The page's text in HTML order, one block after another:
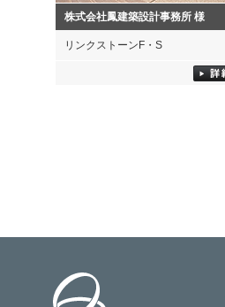
株式会社鳳建築設計事務所 様
リンクストーンF・S